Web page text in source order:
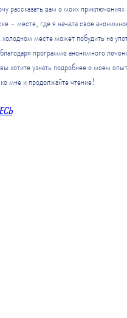
рассказать вам о моих
- месте, где я начала свое
месте может побудить на
программе анонимного
хотите узнать подробнее о моем
мне и продолжайте чтение!